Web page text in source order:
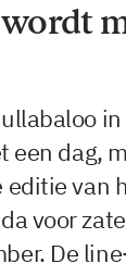
een dag,
editie van
voor
De